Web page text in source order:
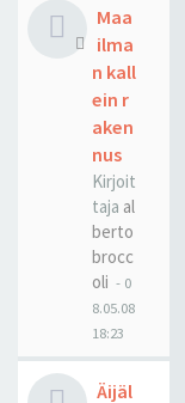
Maa
ilma
n kall
ein r
aken
nus
Kirjoit
taja al
berto
brocc
oli - 0
8.05.08
18:23
Äijäl